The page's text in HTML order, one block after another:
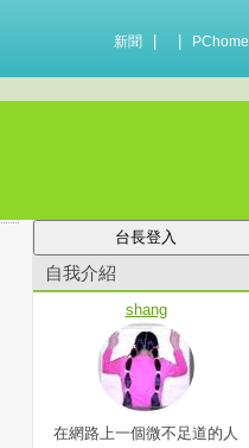
新聞 PChome
自我介紹
shang
在網路上一個微不足道的人